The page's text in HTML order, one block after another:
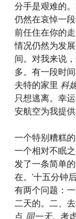
分手是艰难的
仍然在哀悼一
前任住在你的
情况仍然为发
间。对我来说
多。有一段时
夫特的家里 科
只想逃离。幸
安航空为我提供
一个特别糟糕
一个相对不眠
发了一条简单
在。’十五分钟
有两个问题：
二天的。二、
点 同一天。考